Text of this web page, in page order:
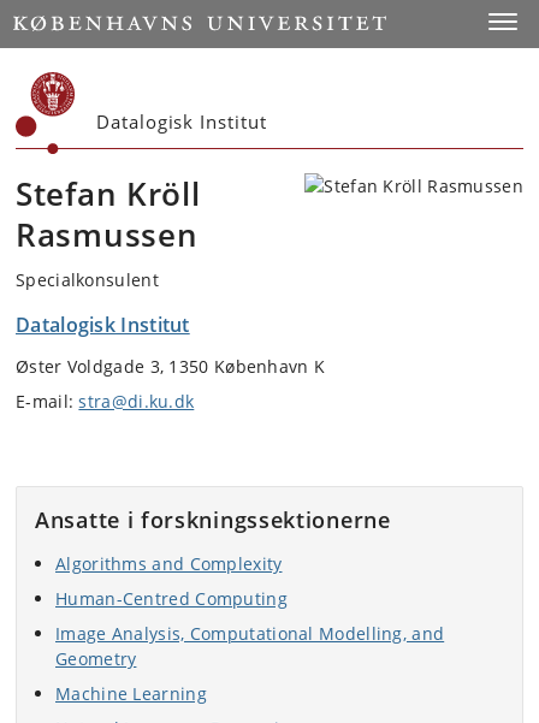
Start
Datalogisk Institut
Stefan Kröll
Rasmussen
Specialkonsulent
Datalogisk Institut
Øster Voldgade 3, 1350 København K
E-mail:stra@di.ku.dk
Ansatte i forskningssektionerne
Algorithms and Complexity
Human-Centred Computing
Image Analysis, Computational Modelling, and
Geometry
Machine Learning